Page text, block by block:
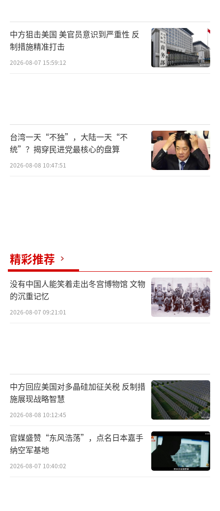
中方狙击美国 美官员意识到严重性 反
制措施精准打击
2026-08-07 15:59:12
台湾一天“不独”，大陆一天“不
统”？揭穿民进党最核心的盘算
2026-08-08 10:47:51
精彩推荐
没有中国人能笑着走出冬宫博物馆 文物
的沉重记忆
2026-08-07 09:21:01
中方回应美国对多晶硅加征关税 反制措
施展现战略智慧
2026-08-08 10:12:45
官媒盛赞“东风浩荡”，点名日本嘉手
纳空军基地
2026-08-07 10:40:02